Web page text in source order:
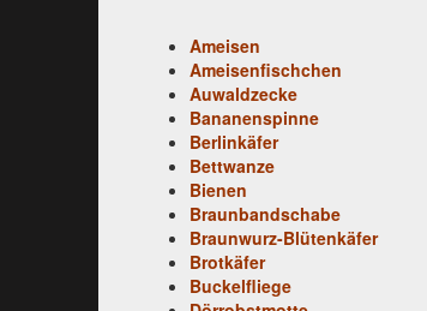
Ameisen
Ameisenfischchen
Auwaldzecke
Bananenspinne
Berlinkäfer
Bettwanze
Bienen
Braunbandschabe
Braunwurz-Blütenkäfer
Brotkäfer
Buckelfliege